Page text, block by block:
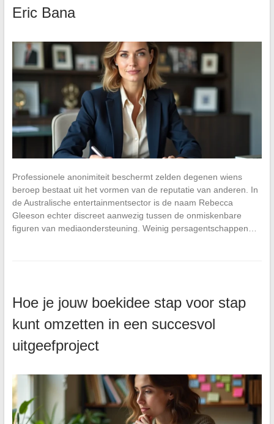
Eric Bana
Professionele anonimiteit beschermt zelden degenen wiens
beroep bestaat uit het vormen van de reputatie van anderen. In
de Australische entertainmentsector is de naam Rebecca
Gleeson echter discreet aanwezig tussen de onmiskenbare
figuren van mediaondersteuning. Weinig persagentschappen…
Hoe je jouw boekidee stap voor stap
kunt omzetten in een succesvol
uitgeefproject